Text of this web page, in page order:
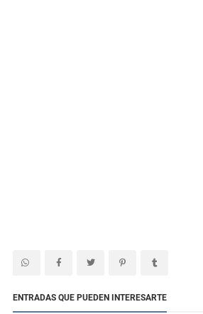
ENTRADAS QUE PUEDEN INTERESARTE